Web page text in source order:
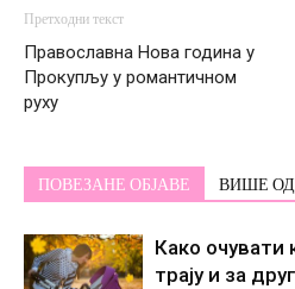
Претходни текст
Православна Нова година у
Прокупљу у романтичном
руху
ПОВЕЗАНЕ ОБЈАВЕ ВИШЕ
Како очувати
трају и за